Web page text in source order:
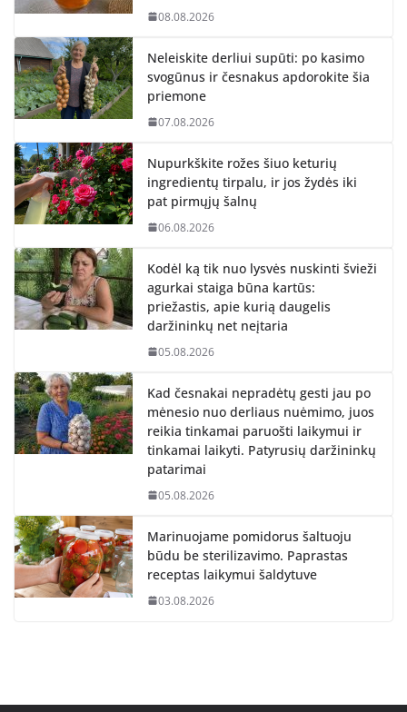
08.08.2026
Neleiskite derliui supūti: po kasimo
svogūnus ir česnakus apdorokite šia
priemone
07.08.2026
Nupurkškite rožes šiuo keturių
ingredientų tirpalu, ir jos žydės iki
pat pirmųjų šalnų
06.08.2026
Kodėl ką tik nuo lysvės nuskinti švieži
agurkai staiga būna kartūs:
priežastis, apie kurią daugelis
daržininkų net neįtaria
05.08.2026
Kad česnakai nepradėtų gesti jau po
mėnesio nuo derliaus nuėmimo, juos
reikia tinkamai paruošti laikymui ir
tinkamai laikyti. Patyrusių daržininkų
patarimai
05.08.2026
Marinuojame pomidorus šaltuoju
būdu be sterilizavimo. Paprastas
receptas laikymui šaldytuve
03.08.2026